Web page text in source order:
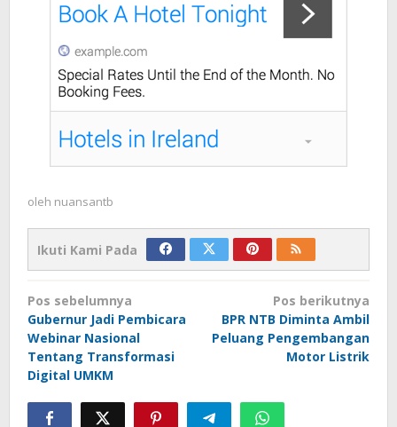
oleh nuansantb
Ikuti Kami Pada
Navigasi
pos
Pos sebelumnya
Gubernur Jadi Pembicara
Webinar Nasional
Tentang Transformasi
Digital UMKM
Pos berikutnya
BPR NTB Diminta Ambil
Peluang Pengembangan
Motor Listrik